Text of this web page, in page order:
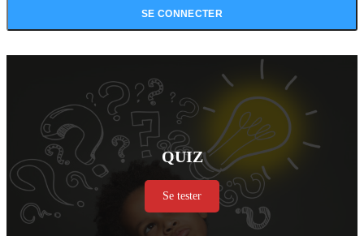
QUIZ
Se tester